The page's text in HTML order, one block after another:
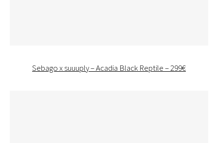
Sebago x suuuply – Acadia Black Reptile – 299€